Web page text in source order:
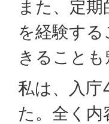
また、定
を経験す
きること
私は、入
た。全く